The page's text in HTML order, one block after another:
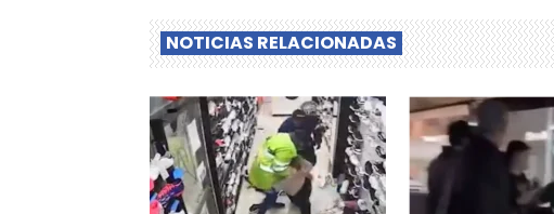
NOTICIAS RELACIONADAS